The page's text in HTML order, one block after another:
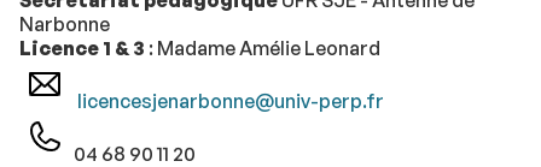
Narbonne
Licence 1 & 3 : Madame Amélie Leonard
licencesjenarbonne@univ-perp.fr
04 68 90 11 20